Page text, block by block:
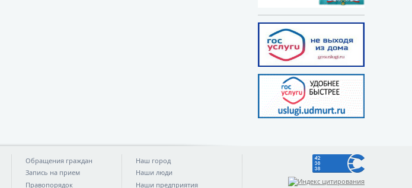
Обращения граждан
Запись на прием
Правопорядок
Наш город
Наши люди
Наши предприятия